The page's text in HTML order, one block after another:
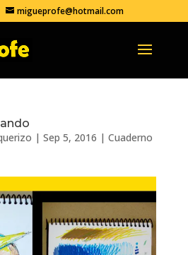
migueprofe@hotmail.com
| Sep 5, 2016 | Cuaderno